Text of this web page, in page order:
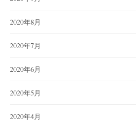
2020年8月
2020年7月
2020年6月
2020年5月
2020年4月